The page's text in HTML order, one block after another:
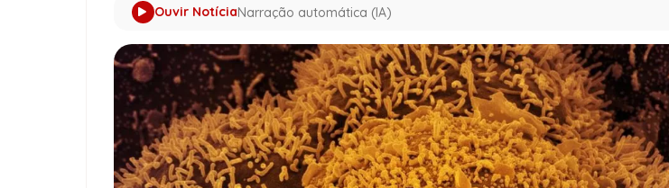
Ouvir NotíciaNarração automática (IA)